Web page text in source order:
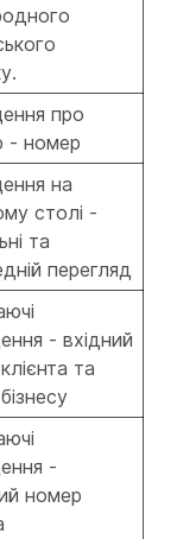
про
- номер
на
столі -
та
перегляд
- вхідний
та
-
номер